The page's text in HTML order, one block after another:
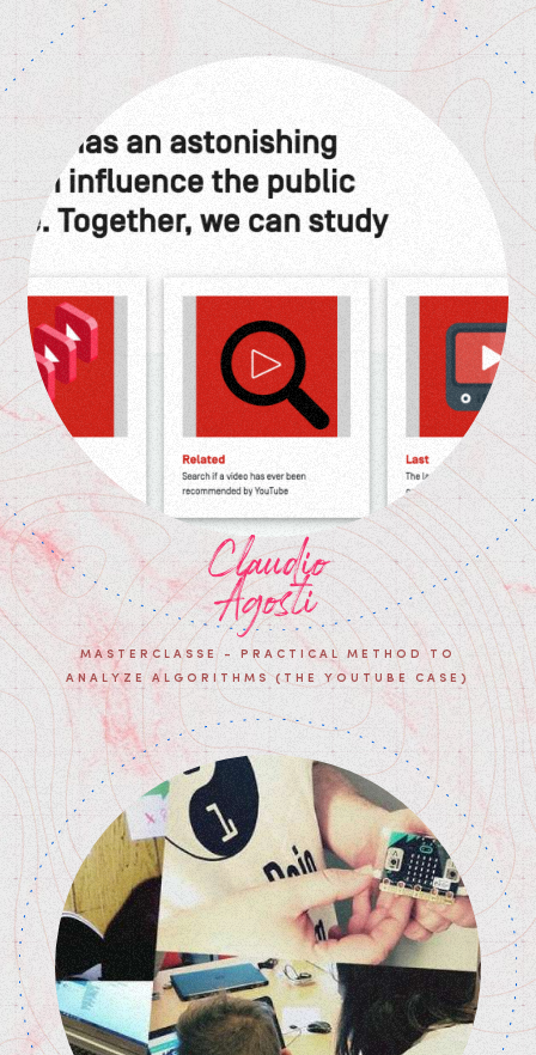
Claudio
Agosti
MASTERCLASSE - PRACTICAL METHOD TO
ANALYZE ALGORITHMS (THE YOUTUBE CASE)